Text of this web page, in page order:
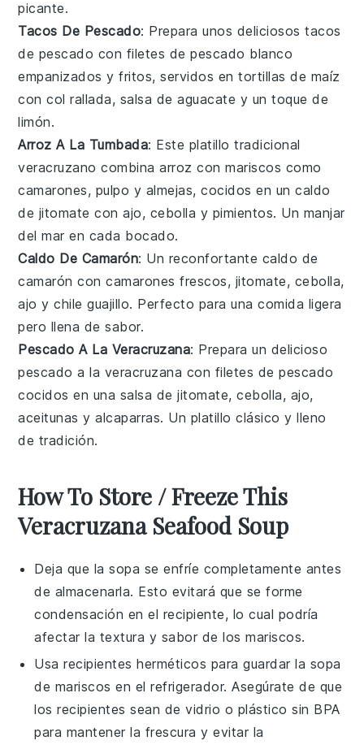
picante.
Tacos De Pescado: Prepara unos deliciosostacos
de pescado con filetes depescado blanco
empanizados y fritos, servidos entortillas de maíz
concol rallada, salsa de aguacate y un toque de
limón.
Arroz A La Tumbada: Este platillo tradicional
veracruzano combinaarroz conmariscos como
camarones, pulpo y almejas, cocidos en uncaldo
de jitomate conajo, cebolla y pimientos. Un manjar
del mar en cada bocado.
Caldo De Camarón: Un reconfortante caldo de
camarón concamarones frescos, jitomate, cebolla,
ajo ychile guajillo. Perfecto para una comida ligera
pero llena de sabor.
Pescado A La Veracruzana: Prepara un delicioso
pescado a la veracruzana con filetes depescado
cocidos en una salsa dejitomate,cebolla, ajo,
aceitunas yalcaparras. Un platillo clásico y lleno
de tradición.
How To Store / Freeze This
Veracruzana Seafood Soup
Deja que lasopa se enfríe completamente antes
de almacenarla. Esto evitará que se forme
condensación en el recipiente, lo cual podría
afectar la textura y sabor de losmariscos.
Usa recipientes herméticos para guardar la sopa
de mariscos en el refrigerador. Asegúrate de que
los recipientes sean de vidrio o plástico sin BPA
para mantener la frescura y evitar la